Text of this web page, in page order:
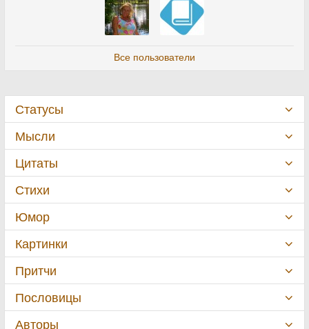
Все пользователи
Статусы
Мысли
Цитаты
Стихи
Юмор
Картинки
Притчи
Пословицы
Авторы